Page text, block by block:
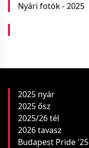
Nyári fotók - 2025
2025 nyár
2025 ősz
2025/26 tél
2026 tavasz
Budapest Pride '25